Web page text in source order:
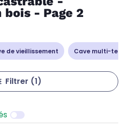
bois - Page 2
de vieillissement Cave multi-
Filtrer (1)